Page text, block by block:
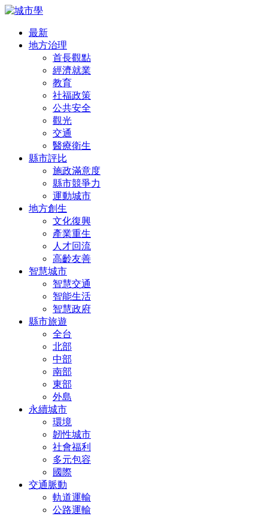
最新
地方治理
首長觀點
經濟就業
教育
社福政策
公共安全
觀光
交通
醫療衛生
縣市評比
施政滿意度
縣市競爭力
運動城市
地方創生
文化復興
產業重生
人才回流
高齡友善
智慧城市
智慧交通
智能生活
智慧政府
縣市旅遊
全台
北部
中部
南部
東部
外島
永續城市
環境
韌性城市
社會福利
多元包容
國際
交通脈動
軌道運輸
公路運輸